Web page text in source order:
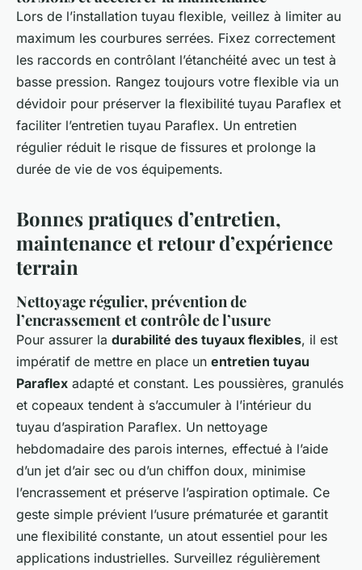
Lors de l’installation tuyau flexible, veillez à limiter au
maximum les courbures serrées. Fixez correctement
les raccords en contrôlant l’étanchéité avec un test à
basse pression. Rangez toujours votre flexible via un
dévidoir pour préserver la flexibilité tuyau Paraflex et
faciliter l’entretien tuyau Paraflex. Un entretien
régulier réduit le risque de fissures et prolonge la
durée de vie de vos équipements.
Bonnes pratiques d’entretien,
maintenance et retour d’expérience
terrain
Nettoyage régulier, prévention de
l’encrassement et contrôle de l’usure
Pour assurer la durabilité des tuyaux flexibles, il est
impératif de mettre en place un entretien tuyau
Paraflex adapté et constant. Les poussières, granulés
et copeaux tendent à s’accumuler à l’intérieur du
tuyau d’aspiration Paraflex. Un nettoyage
hebdomadaire des parois internes, effectué à l’aide
d’un jet d’air sec ou d’un chiffon doux, minimise
l’encrassement et préserve l’aspiration optimale. Ce
geste simple prévient l’usure prématurée et garantit
une flexibilité constante, un atout essentiel pour les
applications industrielles. Surveillez régulièrement